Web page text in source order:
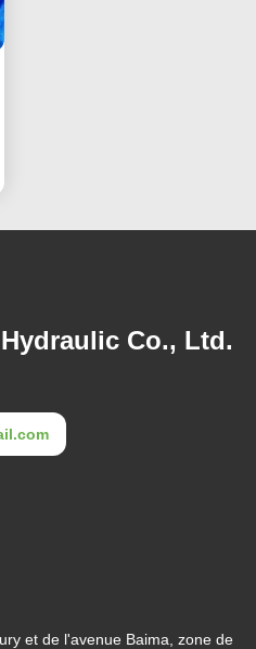
Co., Ltd.
et de l'avenue Baima, zone de